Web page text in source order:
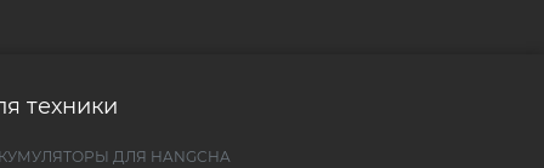
техники
ДЛЯ HANGCHA